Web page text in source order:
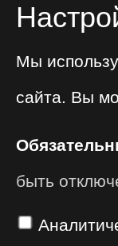
Мы
сайта. Вы
быть